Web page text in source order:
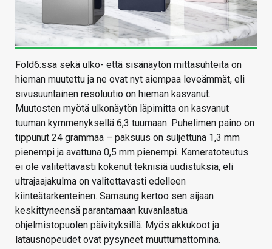
Fold6:ssa sekä ulko- että sisänäytön mittasuhteita on
hieman muutettu ja ne ovat nyt aiempaa leveämmät, eli
sivusuuntainen resoluutio on hieman kasvanut.
Muutosten myötä ulkonäytön läpimitta on kasvanut
tuuman kymmenyksellä 6,3 tuumaan. Puhelimen paino on
tippunut 24 grammaa – paksuus on suljettuna 1,3 mm
pienempi ja avattuna 0,5 mm pienempi. Kameratoteutus
ei ole valitettavasti kokenut teknisiä uudistuksia, eli
ultrajaajakulma on valitettavasti edelleen
kiinteätarkenteinen. Samsung kertoo sen sijaan
keskittyneensä parantamaan kuvanlaatua
ohjelmistopuolen päivityksillä. Myös akkukoot ja
latausnopeudet ovat pysyneet muuttumattomina.